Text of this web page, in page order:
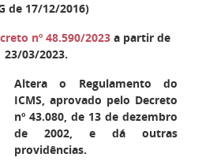
de 17/12/2016)
nº 48.590/2023 a partir de
23/03/2023.
Altera o Regulamento do
ICMS, aprovado pelo Decreto
nº 43.080, de 13 de dezembro
de 2002, e dá outras
providências.